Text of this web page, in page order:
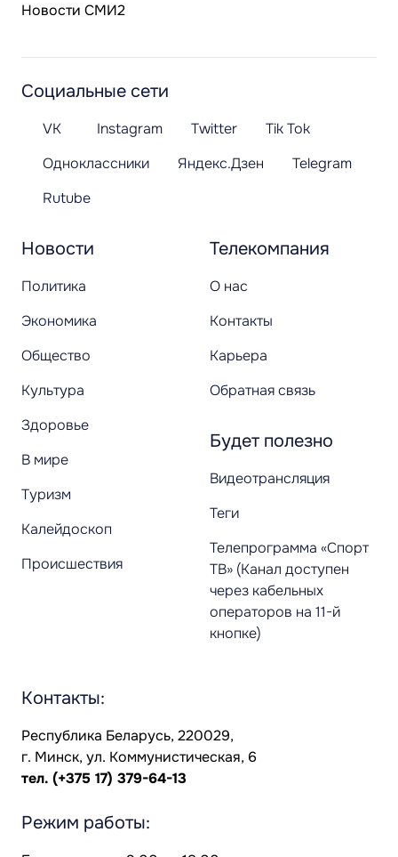
Новости СМИ2
Новости
Политика
Экономика
Общество
Культура
Здоровье
В мире
Туризм
Калейдоскоп
Происшествия
Телекомпания
О нас
Контакты
Карьера
Обратная связь
Будет полезно
Видеотрансляция
Теги
Телепрограмма «Спорт
ТВ» (Канал доступен
через кабельных
операторов на 11-й
кнопке)
Социальные сети
VK Instagram Twitter
Tik Tok
Одноклассники
Яндекс.Дзен
Telegram
Rutube
Контакты:
Республика Беларусь, 220029,
г. Минск, ул. Коммунистическая, 6
тел. (+375 17) 379-64-13
Режим работы: